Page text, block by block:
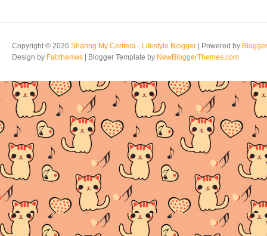
Copyright © 2026 Sharing My Ceritera - Lifestyle Blogger | Powered by Blogger
Design by Fabthemes | Blogger Template by NewBloggerThemes.com